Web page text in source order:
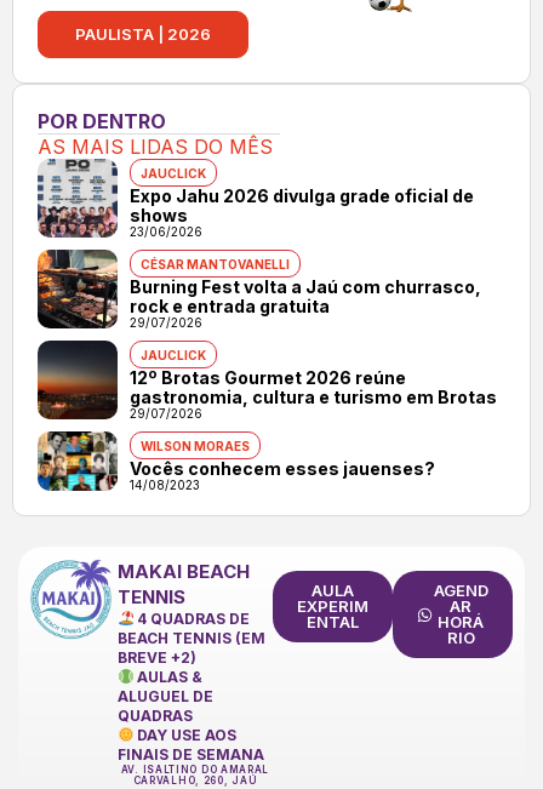
PAULISTA | 2026
POR DENTRO
AS MAIS LIDAS DO MÊS
JAUCLICK
Expo Jahu 2026 divulga grade oficial de
shows
23/06/2026
CÉSAR MANTOVANELLI
Burning Fest volta a Jaú com churrasco,
rock e entrada gratuita
29/07/2026
JAUCLICK
12º Brotas Gourmet 2026 reúne
gastronomia, cultura e turismo em Brotas
29/07/2026
WILSON MORAES
Vocês conhecem esses jauenses?
14/08/2023
MAKAI BEACH
TENNIS
4 QUADRAS DE
BEACH TENNIS (EM
BREVE +2)
AULAS &
ALUGUEL DE
QUADRAS
DAY USE AOS
FINAIS DE SEMANA
AV. ISALTINO DO AMARAL
CARVALHO, 260, JAÚ
AULA
EXPERIM
ENTAL
AGEND
AR
HORÁ
RIO